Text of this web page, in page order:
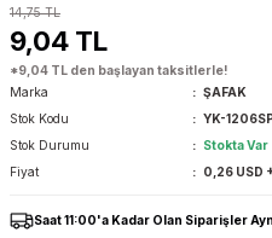
14,75 TL
9,04 TL
*9,04 TL den başlayan taksitlerle!
Marka
ŞAFAK
Stok Kodu
YK-
Stok Durumu
Stokta Var
Fiyat
0,26 USD
Saat 11:00'a Kadar Olan Siparişler